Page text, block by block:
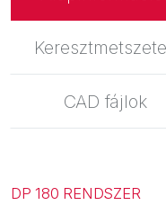
Inspirációk
CAD fájlok
DP 180 RENDSZER